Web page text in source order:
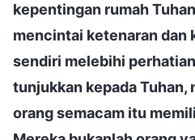
kepentingan rumah
mencintai ketenaran dan
sendiri melebihi
tunjukkan kepada Tuhan,
orang semacam itu